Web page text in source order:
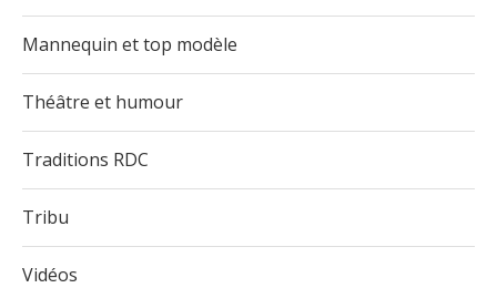
Mannequin et top modèle
Théâtre et humour
Traditions RDC
Tribu
Vidéos